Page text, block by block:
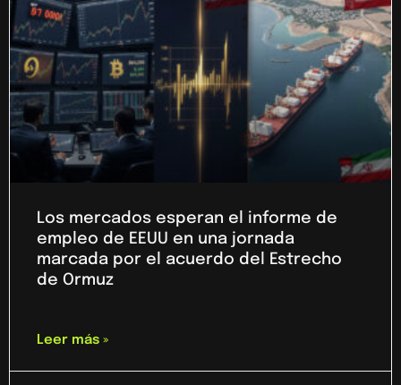
Los mercados esperan el informe de
empleo de EEUU en una jornada
marcada por el acuerdo del Estrecho
de Ormuz
Leer más »